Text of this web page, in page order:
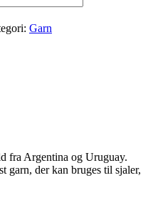
Garn
fra Argentina og Uruguay.
garn, der kan bruges til sjaler,